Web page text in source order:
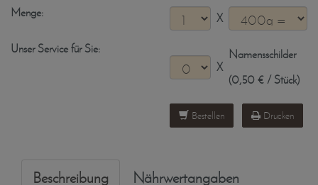
Menge: X
Unser Service für Sie:
X
Namensschilder
(0,50 € / Stück)
Bestellen Drucken
Beschreibung Nährwertangaben